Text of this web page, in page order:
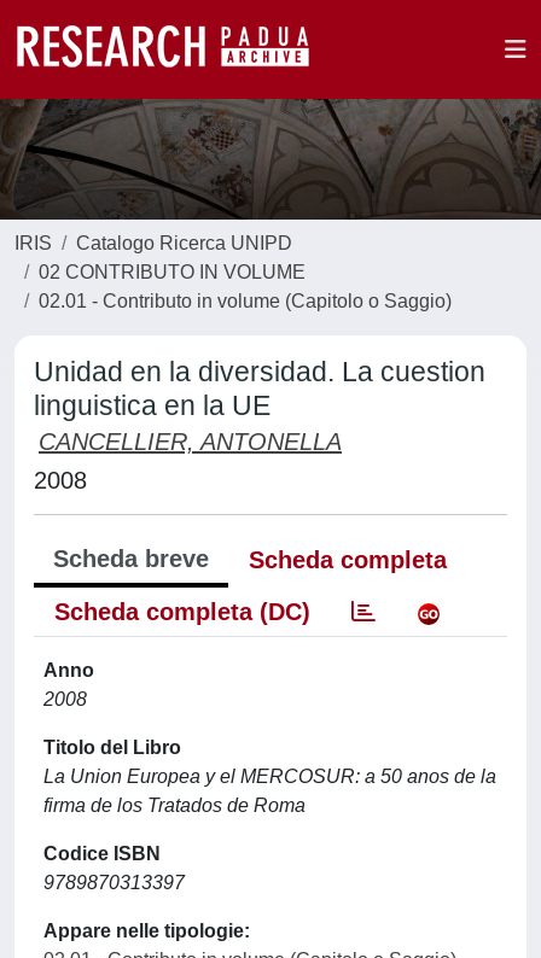
IRIS
Catalogo Ricerca UNIPD
02 CONTRIBUTO IN VOLUME
02.01 - Contributo in volume (Capitolo o Saggio)
Unidad en la diversidad. La cuestion
linguistica en la UE
CANCELLIER, ANTONELLA
2008
Scheda breve
Scheda completa
Scheda completa (DC)
Anno
2008
Titolo del Libro
La Union Europea y el MERCOSUR: a 50 anos de la
firma de los Tratados de Roma
Codice ISBN
9789870313397
Appare nelle tipologie: